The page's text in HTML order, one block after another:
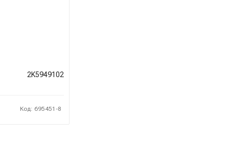
2K5949102
Код: 695451-8